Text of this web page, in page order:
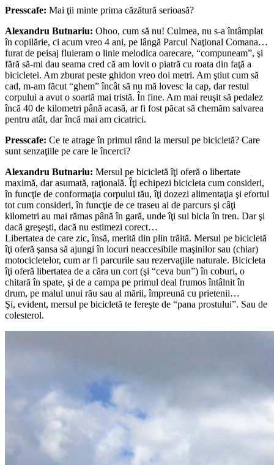
Presscafe: Mai ţii minte prima căzătură serioasă?
Alexandru Butnariu: Ohoo, cum să nu! Culmea, nu s-a întâmplat
în copilărie, ci acum vreo 4 ani, pe lângă Parcul Naţional Comana…
furat de peisaj fluieram o linie melodica oarecare, “compuneam”, şi
fără să-mi dau seama cred că am lovit o piatră cu roata din faţă a
bicicletei. Am zburat peste ghidon vreo doi metri. Am ştiut cum să
cad, m-am făcut “ghem” încât să nu mă lovesc la cap, dar restul
corpului a avut o soartă mai tristă. În fine. Am mai reuşit să pedalez
încă 40 de kilometri până acasă, ar fi fost păcat să chemăm salvarea
pentru atât, dar încă mai am cicatrici.
Presscafe: Ce te atrage în primul rând la mersul pe bicicletă? Care
sunt senzaţiile pe care le încerci?
Alexandru Butnariu: Mersul pe bicicletă îţi oferă o libertate
maximă, dar asumată, raţională. Îţi echipezi bicicleta cum consideri,
în funcţie de conformaţia corpului tău, îţi dozezi alimentaţia şi efortul
tot cum consideri, în funcţie de ce traseu ai de parcurs şi câţi
kilometri au mai rămas până în gară, unde îţi sui bicla în tren. Dar şi
dacă greşeşti, dacă nu estimezi corect…
Libertatea de care zic, însă, merită din plin trăită. Mersul pe bicicletă
îţi oferă şansa să ajungi în locuri neaccesibile maşinilor sau (chiar)
motocicletelor, cum ar fi parcurile sau rezervaţiile naturale. Bicicleta
îţi oferă libertatea de a căra un cort (şi “ceva bun”) în coburi, o
chitară în spate, şi de a campa pe primul deal frumos întâlnit în
drum, pe malul unui rău sau al mării, împreună cu prietenii…
Şi, evident, mersul pe bicicletă te fereşte de “pana prostului”. Sau de
colesterol.